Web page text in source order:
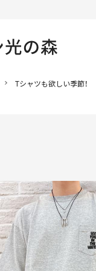
Tシャツも欲しい季節！